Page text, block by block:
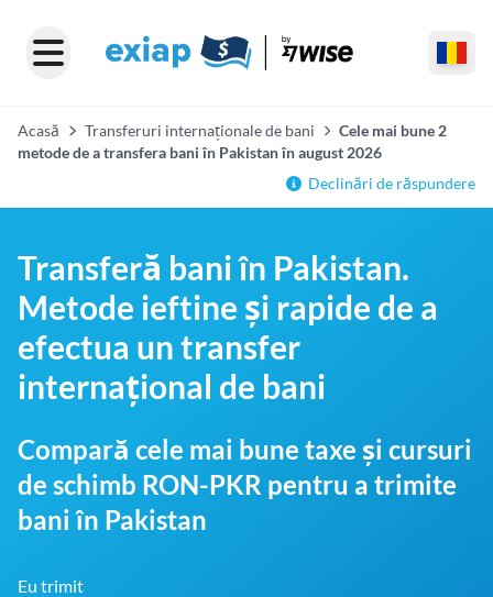
Acasă Transferuri internaționale de bani
Cele mai bune 2
metode de a transfera bani în Pakistan în august 2026
Declinări de răspundere
Transferă bani în Pakistan.
Metode ieftine și rapide de a
efectua un transfer
internațional de bani
Compară cele mai bune taxe și cursuri
de schimb RON-PKR pentru a trimite
bani în Pakistan
Eu trimit